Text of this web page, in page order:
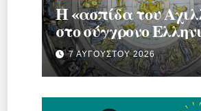
Η «ασπίδα του
στο σύγχρονο
κράτος.
7 ΑΥΓΟΎΣΤΟΥ 2026